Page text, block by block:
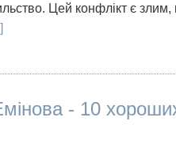
Цей конфлікт є
- 10